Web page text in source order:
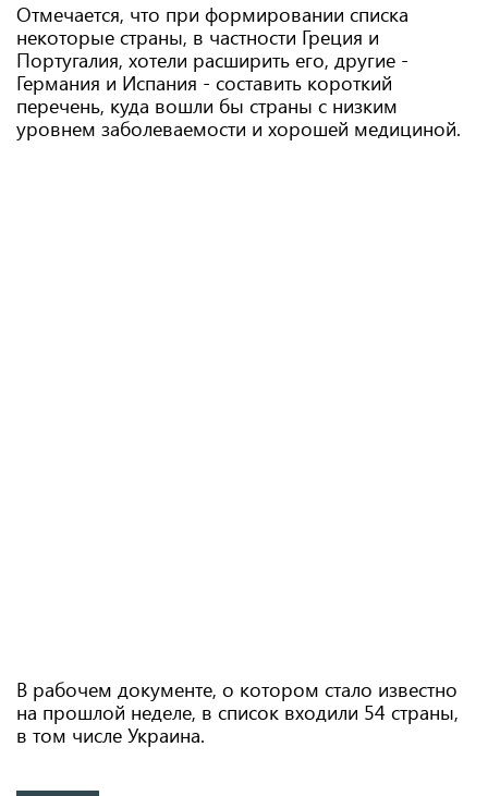
Отмечается, что при формировании списка
некоторые страны, в частности Греция и
Португалия, хотели расширить его, другие -
Германия и Испания - составить короткий
перечень, куда вошли бы страны с низким
уровнем заболеваемости и хорошей медициной.
В рабочем документе, о котором стало известно
на прошлой неделе, в список входили 54 страны,
в том числе Украина.